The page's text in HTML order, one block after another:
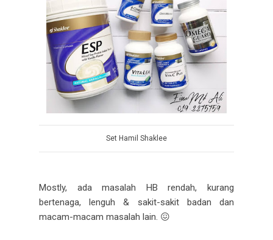
Set Hamil Shaklee
Mostly, ada masalah HB rendah, kurang
bertenaga, lenguh & sakit-sakit badan dan
macam-macam masalah lain. 😖